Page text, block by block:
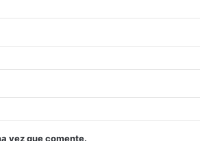
vez que comente.